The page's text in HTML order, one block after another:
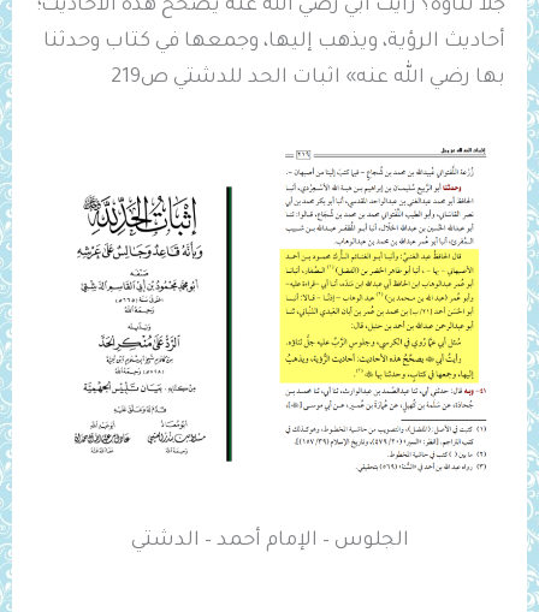
جلا ثناؤه؟ رأيتُ أبي رضي الله عنه يصحح هذه الأحاديث؛
أحاديث الرؤية، ويذهب إليها، وجمعها في كتاب وحدثنا
بها رضي الله عنه» اثبات الحد للدشتي ص219
الجلوس – الإمام أحمد – الدشتي